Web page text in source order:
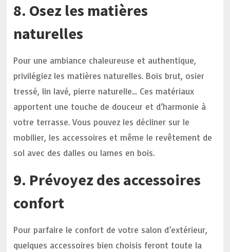
8. Osez les matières
naturelles
Pour une ambiance chaleureuse et authentique,
privilégiez les matières naturelles. Bois brut, osier
tressé, lin lavé, pierre naturelle… Ces matériaux
apportent une touche de douceur et d’harmonie à
votre terrasse. Vous pouvez les décliner sur le
mobilier, les accessoires et même le revêtement de
sol avec des dalles ou lames en bois.
9. Prévoyez des accessoires
confort
Pour parfaire le confort de votre salon d’extérieur,
quelques accessoires bien choisis feront toute la